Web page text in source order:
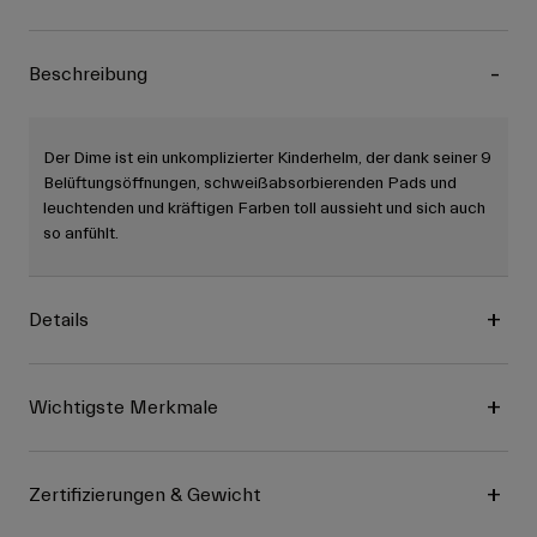
Beschreibung
Der Dime ist ein unkomplizierter Kinderhelm, der dank seiner 9
Belüftungsöffnungen, schweißabsorbierenden Pads und
leuchtenden und kräftigen Farben toll aussieht und sich auch
so anfühlt.
Details
Wichtigste Merkmale
Zertifizierungen & Gewicht